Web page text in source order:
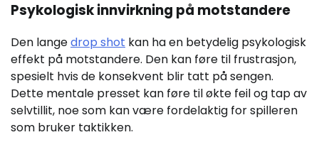
Psykologisk innvirkning på motstandere
Den langedrop shot kan ha en betydelig psykologisk
effekt på motstandere. Den kan føre til frustrasjon,
spesielt hvis de konsekvent blir tatt på sengen.
Dette mentale presset kan føre til økte feil og tap av
selvtillit, noe som kan være fordelaktig for spilleren
som bruker taktikken.